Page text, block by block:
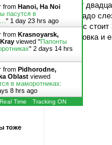
минут
мне надо
сейчас
остановка и
from Hanoi, Ha Noi
пасутся в
" 1 day 23 hrs ago
from Krasnoyarsk,
viewed "Папонты
" 2 days 14 hrs
from Pidhorodne,
Oblast viewed
в маморотниках:
8 hrs ago
Real Time Tracking ON
тоже